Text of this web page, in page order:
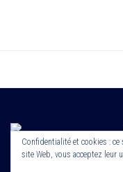
Copyright 2022. Le
Confidentialité et cookies :
site Web, vous acceptez leur